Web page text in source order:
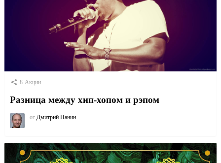
8 Акции
Разница между хип-хопом и рэпом
от Дмитрий Панин